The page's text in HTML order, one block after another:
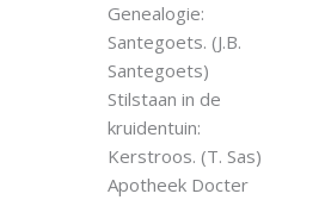
Genealogie:
Santegoets. (J.B.
Santegoets)
Stilstaan in de
kruidentuin:
Kerstroos. (T. Sas)
Apotheek Docter